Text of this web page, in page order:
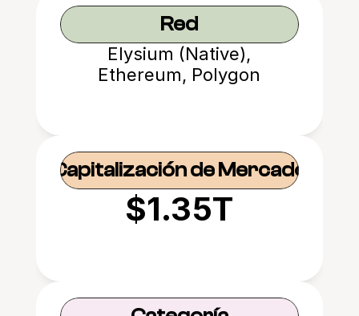
Red
Elysium (Native),
Ethereum, Polygon
Capitalización de Mercado
$1.35T